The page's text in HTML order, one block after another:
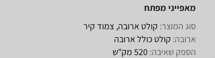
מאפייני מפתח
סוג המוצר: קולט ארובה, צמוד קיר
ארובה: קולט כולל ארובה
הספק שאיבה: 520 מק"ש